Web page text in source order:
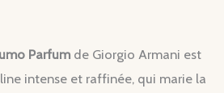
Parfum de Giorgio Armani est
intense et raffinée, qui marie la